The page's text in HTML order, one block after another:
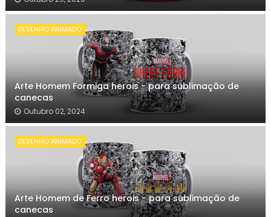
DESENHO ANIMADO
Arte Homem Formiga herois - para sublimação de
canecas
Outubro 02, 2024
DESENHO ANIMADO
Arte Homem de Ferro herois - para sublimação de
canecas